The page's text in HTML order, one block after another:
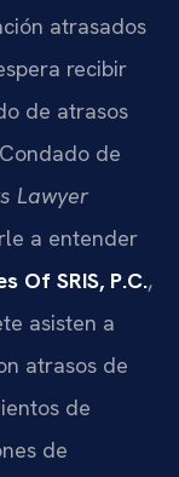
atrasados
recibir
de atrasos
de
Lawyer
a entender
Of SRIS, P.C.,
asisten a
atrasos de
de
de